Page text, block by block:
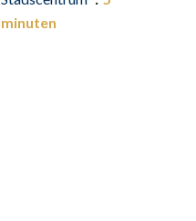
minuten